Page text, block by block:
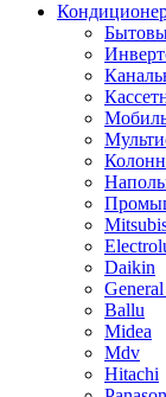
Daikin
Ballu
Midea
Mdv
Hitachi